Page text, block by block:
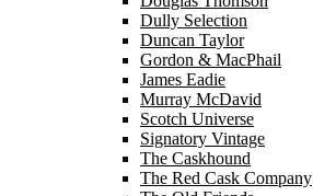
Dully Selection
Duncan Taylor
Gordon & MacPhail
James Eadie
Murray McDavid
Scotch Universe
Signatory Vintage
The Caskhound
The Red Cask Company